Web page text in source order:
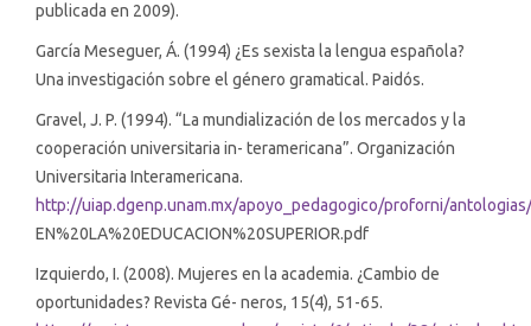
publicada en 2009).
García Meseguer, Á. (1994) ¿Es sexista la lengua española?
Una investigación sobre el género gramatical. Paidós.
Gravel, J. P. (1994). “La mundialización de los mercados y la
cooperación universitaria in- teramericana”. Organización
Universitaria Interamericana.
http://uiap.dgenp.unam.mx/apoyo_pedagogico/proforni/antologias/
EN%20LA%20EDUCACION%20SUPERIOR.pdf
Izquierdo, I. (2008). Mujeres en la academia. ¿Cambio de
oportunidades? Revista Gé- neros, 15(4), 51-65.